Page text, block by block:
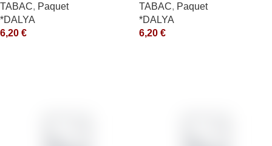
TABAC, Paquet
*DALYA
6,20 €
TABAC, Paquet
*DALYA
6,20 €